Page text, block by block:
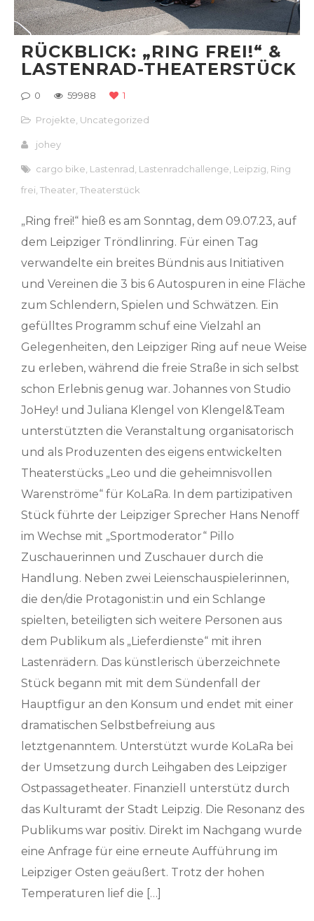
RÜCKBLICK: „RING FREI!“ &
LASTENRAD-THEATERSTÜCK
0 59988 1
Projekte Uncategorized
johey
cargo bike Lastenrad Lastenradchallenge Leipzig Ring
frei ,Theater ,Theaterstück
„Ring frei!“ hieß es am Sonntag, dem 09.07.23, auf
dem Leipziger Tröndlinring. Für einen Tag
verwandelte ein breites Bündnis aus Initiativen
und Vereinen die 3 bis 6 Autospuren in eine Fläche
zum Schlendern, Spielen und Schwätzen. Ein
gefülltes Programm schuf eine Vielzahl an
Gelegenheiten, den Leipziger Ring auf neue Weise
zu erleben, während die freie Straße in sich selbst
schon Erlebnis genug war. Johannes von Studio
JoHey! und Juliana Klengel von Klengel&Team
unterstützten die Veranstaltung organisatorisch
und als Produzenten des eigens entwickelten
Theaterstücks „Leo und die geheimnisvollen
Warenströme“ für KoLaRa. In dem partizipativen
Stück führte der Leipziger Sprecher Hans Nenoff
im Wechse mit „Sportmoderator“ Pillo
Zuschauerinnen und Zuschauer durch die
Handlung. Neben zwei Leienschauspielerinnen,
die den/die Protagonist:in und ein Schlange
spielten, beteiligten sich weitere Personen aus
dem Publikum als „Lieferdienste“ mit ihren
Lastenrädern. Das künstlerisch überzeichnete
Stück begann mit mit dem Sündenfall der
Hauptfigur an den Konsum und endet mit einer
dramatischen Selbstbefreiung aus
letztgenanntem. Unterstützt wurde KoLaRa bei
der Umsetzung durch Leihgaben des Leipziger
Ostpassagetheater. Finanziell unterstütz durch
das Kulturamt der Stadt Leipzig. Die Resonanz des
Publikums war positiv. Direkt im Nachgang wurde
eine Anfrage für eine erneute Aufführung im
Leipziger Osten geäußert. Trotz der hohen
Temperaturen lief die […]